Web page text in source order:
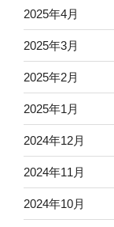
2025年4月
2025年3月
2025年2月
2025年1月
2024年12月
2024年11月
2024年10月